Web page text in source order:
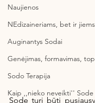
Naujienos
NEdizaineriams, bet ir jiems
Auginantys Sodai
Genėjimas, formavimas,
Sodo Terapija
Kaip ,,nieko neveikti'' Sode
Sode turi būti